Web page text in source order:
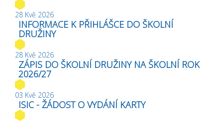
28 Kvě 2026
INFORMACE K PŘIHLÁŠCE DO ŠKOLNÍ
DRUŽINY
28 Kvě 2026
ZÁPIS DO ŠKOLNÍ DRUŽINY NA ŠKOLNÍ ROK
2026/27
03 Kvě 2026
ISIC - ŽÁDOST O VYDÁNÍ KARTY